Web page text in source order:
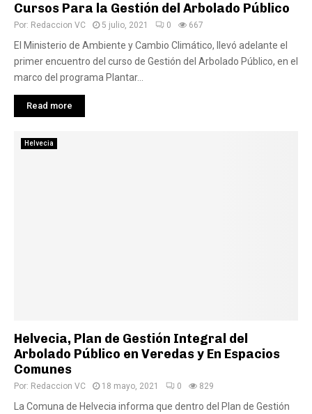
Cursos Para la Gestión del Arbolado Público
Por: Redaccion VC 5 julio, 2021 0 667
El Ministerio de Ambiente y Cambio Climático, llevó adelante el
primer encuentro del curso de Gestión del Arbolado Público, en el
marco del programa Plantar...
Read more
Helvecia
Helvecia, Plan de Gestión Integral del
Arbolado Público en Veredas y En Espacios
Comunes
Por: Redaccion VC 18 mayo, 2021 0 829
La Comuna de Helvecia informa que dentro del Plan de Gestión